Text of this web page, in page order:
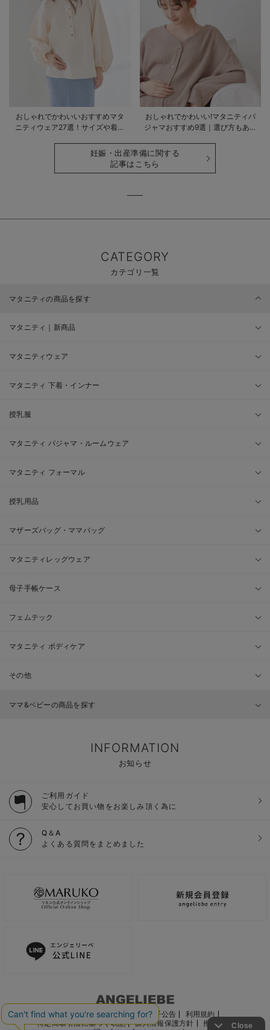
おしゃれでかわいいおすすめマタ
ニティウェア27選！サイズや着る
おしゃれでかわいい!マタニティパ
ジャマおすすめ9選｜選び方もあわ
妊娠・出産準備に関する
記事はこちら
CATEGORY
カテゴリ一覧
マタニティの商品を探す
マタニティ｜新商品
マタニティウェア
マタニティ 下着・インナー
授乳服
マタニティ パジャマ・ルームウェア
マタニティ フォーマル
授乳用品
マザーズバッグ・ママバッグ
マタニティレッグウェア
母子手帳ケース
フェムテック
マタニティ ボディケア
その他
ママ&ベビーの商品を探す
INFORMATION
お知らせ
ご利用ガイド
安心してお買い物をお楽しみ頂く為に
Q＆A
よくある質問をまとめました
ご利用ガイド 会社概要 電子公告
利用規約
特定商取引法に基づく表記
個人情報保護方針
推奨環境